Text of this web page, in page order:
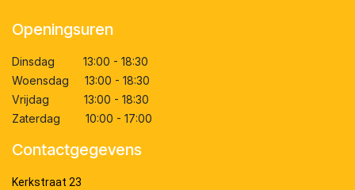
Openingsuren
Dinsdag 13:00 - 18:30
Woensdag 13:00 - 18:30
Vrijdag 13:00 - 18:30
Zaterdag 10:00 - 17:00
Contactgegevens
Kerkstraat 23